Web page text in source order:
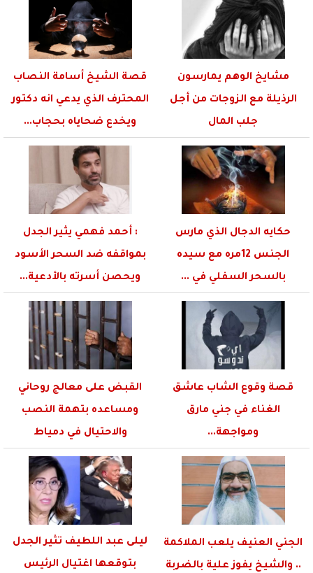
مشايخ الوهم يمارسون
الرذيلة مع الزوجات من أجل
جلب المال
قصة الشيخ أسامة النصاب
المحترف الذي يدعي انه دكتور
ويخدع ضحاياه بحجاب...
حكايه الدجال الذي مارس
الجنس 12مره مع سيده
بالسحر السفلي في ...
: أحمد فهمي يثير الجدل
بمواقفه ضد السحر الأسود
ويحصن أسرته بالأدعية...
قصة وقوع الشاب عاشق
الغناء في جني مارق
ومواجهة...
القبض على معالج روحاني
ومساعده بتهمة النصب
والاحتيال في دمياط
الجني العنيف يلعب الملاكمة
.. والشيخ يفوز علية بالضربة
ليلى عبد اللطيف تثير الجدل
بتوقعها اغتيال الرئيس